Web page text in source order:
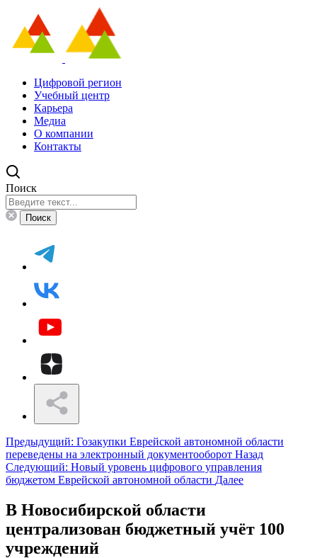
Цифровой регион
Учебный центр
Карьера
Медиа
О компании
Контакты
Поиск
Поиск
Предыдущий: Гозакупки Еврейской автономной области
переведены на электронный документооборот Назад
Следующий: Новый уровень цифрового управления
бюджетом Еврейской автономной области Далее
В Новосибирской области
централизован бюджетный учёт 100
учреждений